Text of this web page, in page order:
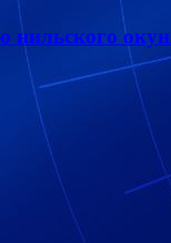
нильского